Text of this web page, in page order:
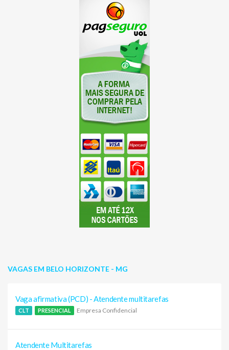
VAGAS EM BELO HORIZONTE - MG
Vaga afirmativa (PCD) - Atendente multitarefas
CLT PRESENCIAL Empresa Confidencial
Atendente Multitarefas